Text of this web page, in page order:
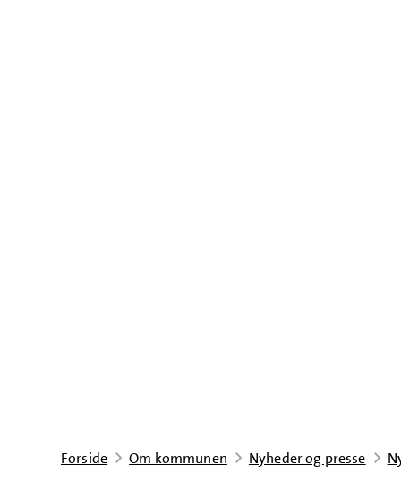
Forside Om kommunen Nyheder og presse